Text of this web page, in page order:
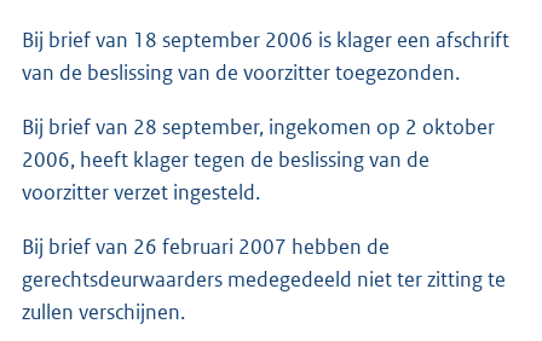
Bij brief van 18 september 2006 is klager een afschrift
van de beslissing van de voorzitter toegezonden.
Bij brief van 28 september, ingekomen op 2 oktober
2006, heeft klager tegen de beslissing van de
voorzitter verzet ingesteld.
Bij brief van 26 februari 2007 hebben de
gerechtsdeurwaarders medegedeeld niet ter zitting te
zullen verschijnen.